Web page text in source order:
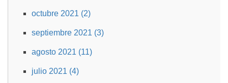
octubre 2021 (2)
septiembre 2021 (3)
agosto 2021 (11)
julio 2021 (4)